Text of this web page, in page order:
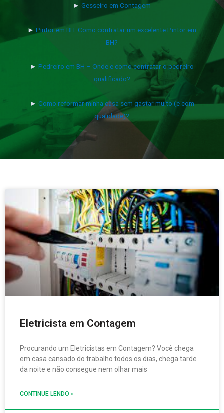
► Gesseiro em Contagem
► Pintor em BH: Como contratar um excelente Pintor em
BH?
► Pedreiro em BH – Onde e como contratar o pedreiro
qualificado?
► Como reformar minha casa sem gastar muito (e com
qualidade)?
Eletricista em Contagem
Procurando um Eletricistas em Contagem? Você chega
em casa cansado do trabalho todos os dias, chega tarde
da noite e não consegue nem olhar mais
CONTINUE LENDO »